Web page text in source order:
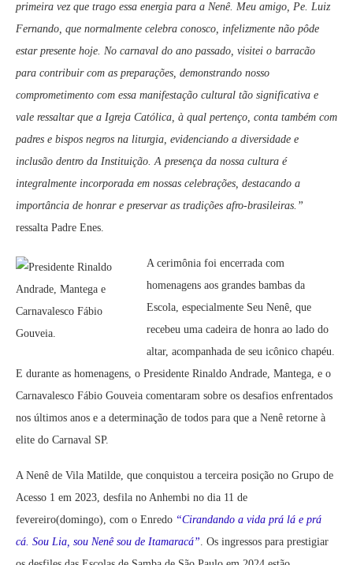
primeira vez que trago essa energia para a Nenê. Meu amigo, Pe. Luiz
Fernando, que normalmente celebra conosco, infelizmente não pôde
estar presente hoje. No carnaval do ano passado, visitei o barracão
para contribuir com as preparações, demonstrando nosso
comprometimento com essa manifestação cultural tão significativa e
vale ressaltar que a Igreja Católica, à qual pertenço, conta também com
padres e bispos negros na liturgia, evidenciando a diversidade e
inclusão dentro da Instituição. A presença da nossa cultura é
integralmente incorporada em nossas celebrações, destacando a
importância de honrar e preservar as tradições afro-brasileiras.”
ressalta Padre Enes.
A cerimônia foi encerrada com
homenagens aos grandes bambas da
Escola, especialmente Seu Nenê, que
recebeu uma cadeira de honra ao lado do
altar, acompanhada de seu icônico chapéu.
E durante as homenagens, o Presidente Rinaldo Andrade, Mantega, e o
Carnavalesco Fábio Gouveia comentaram sobre os desafios enfrentados
nos últimos anos e a determinação de todos para que a Nenê retorne à
elite do Carnaval SP.
A Nenê de Vila Matilde, que conquistou a terceira posição no Grupo de
Acesso 1 em 2023, desfila no Anhembi no dia 11 de
fevereiro(domingo), com o Enredo “Cirandando a vida prá lá e prá
cá. Sou Lia, sou Nenê sou de Itamaracá”. Os ingressos para prestigiar